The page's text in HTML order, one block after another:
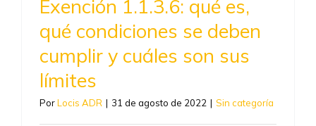
Exención 1.1.3.6: qué es,
qué condiciones se deben
cumplir y cuáles son sus
límites
PorLocis ADR | 31 de agosto de 2022 | Sin categoría